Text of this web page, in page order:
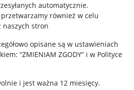
automatycznie.
również w celu
naszych stron
opisane są w ustawieniach
“ZMIENIAM ZGODY” i w Polityce
i jest ważna 12 miesięcy.
Cyfrowych